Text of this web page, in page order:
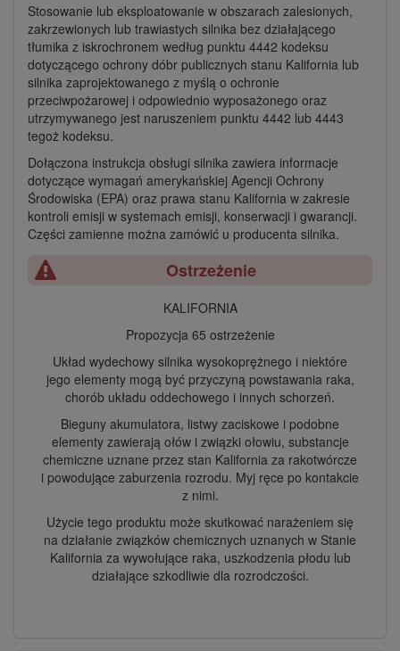
Stosowanie lub eksploatowanie w obszarach zalesionych,
zakrzewionych lub trawiastych silnika bez działającego
tłumika z iskrochronem według punktu 4442 kodeksu
dotyczącego ochrony dóbr publicznych stanu Kalifornia lub
silnika zaprojektowanego z myślą o ochronie
przeciwpożarowej i odpowiednio wyposażonego oraz
utrzymywanego jest naruszeniem punktu 4442 lub 4443
tegoż kodeksu.
Dołączona instrukcja obsługi silnika zawiera informacje
dotyczące wymagań amerykańskiej Agencji Ochrony
Środowiska (EPA) oraz prawa stanu Kalifornia w zakresie
kontroli emisji w systemach emisji, konserwacji i gwarancji.
Części zamienne można zamówić u producenta silnika.
Ostrzeżenie
KALIFORNIA
Propozycja 65 ostrzeżenie
Układ wydechowy silnika wysokoprężnego i niektóre
jego elementy mogą być przyczyną powstawania raka,
chorób układu oddechowego i innych schorzeń.
Bieguny akumulatora, listwy zaciskowe i podobne
elementy zawierają ołów i związki ołowiu, substancje
chemiczne uznane przez stan Kalifornia za rakotwórcze
i powodujące zaburzenia rozrodu. Myj ręce po kontakcie
z nimi.
Użycie tego produktu może skutkować narażeniem się
na działanie związków chemicznych uznanych w Stanie
Kalifornia za wywołujące raka, uszkodzenia płodu lub
działające szkodliwie dla rozrodczości.